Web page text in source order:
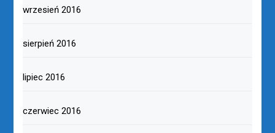
wrzesień 2016
sierpień 2016
lipiec 2016
czerwiec 2016